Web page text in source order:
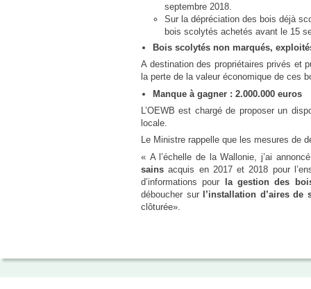
septembre 2018.
Sur la dépréciation des bois déjà
bois scolytés achetés avant le 15
Bois scolytés non marqués,
A destination des propriétaires privés et
la perte de la valeur économique de ces
Manque à gagner : 2.000.000 euros
L’OEWB est chargé de proposer un
locale.
Le Ministre rappelle que les mesures de
« A l’échelle de la Wallonie, j’ai
sains acquis en 2017 et 2018 pour
d’informations pour la gestion des
déboucher sur l’installation d’aires de
clôturée».